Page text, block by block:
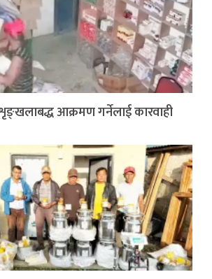
शृङ्खलाबद्ध आक्रमण गर्नेलाई कारवाही